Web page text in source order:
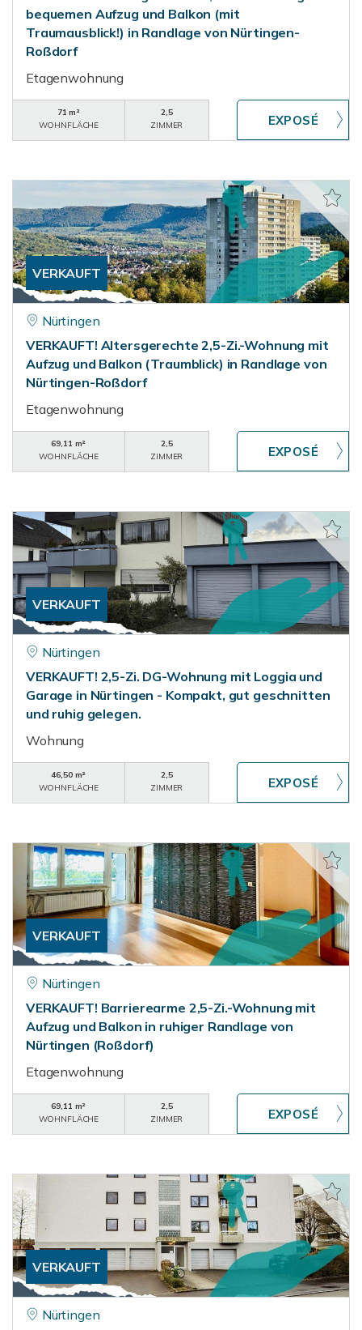
bequemen Aufzug und Balkon (mit
Traumausblick!) in Randlage von Nürtingen-
Roßdorf
Etagenwohnung
71 m²
WOHNFLÄCHE
2,5
ZIMMER
VERKAUFT
Nürtingen
VERKAUFT! Altersgerechte 2,5-Zi.-Wohnung mit
Aufzug und Balkon (Traumblick) in Randlage von
Nürtingen-Roßdorf
Etagenwohnung
69,11 m²
WOHNFLÄCHE
2,5
ZIMMER
VERKAUFT
Nürtingen
VERKAUFT! 2,5-Zi. DG-Wohnung mit Loggia und
Garage in Nürtingen - Kompakt, gut geschnitten
und ruhig gelegen.
Wohnung
46,50 m²
WOHNFLÄCHE
2,5
ZIMMER
VERKAUFT
Nürtingen
VERKAUFT! Barrierearme 2,5-Zi.-Wohnung mit
Aufzug und Balkon in ruhiger Randlage von
Nürtingen (Roßdorf)
Etagenwohnung
69,11 m²
WOHNFLÄCHE
2,5
ZIMMER
VERKAUFT
Nürtingen